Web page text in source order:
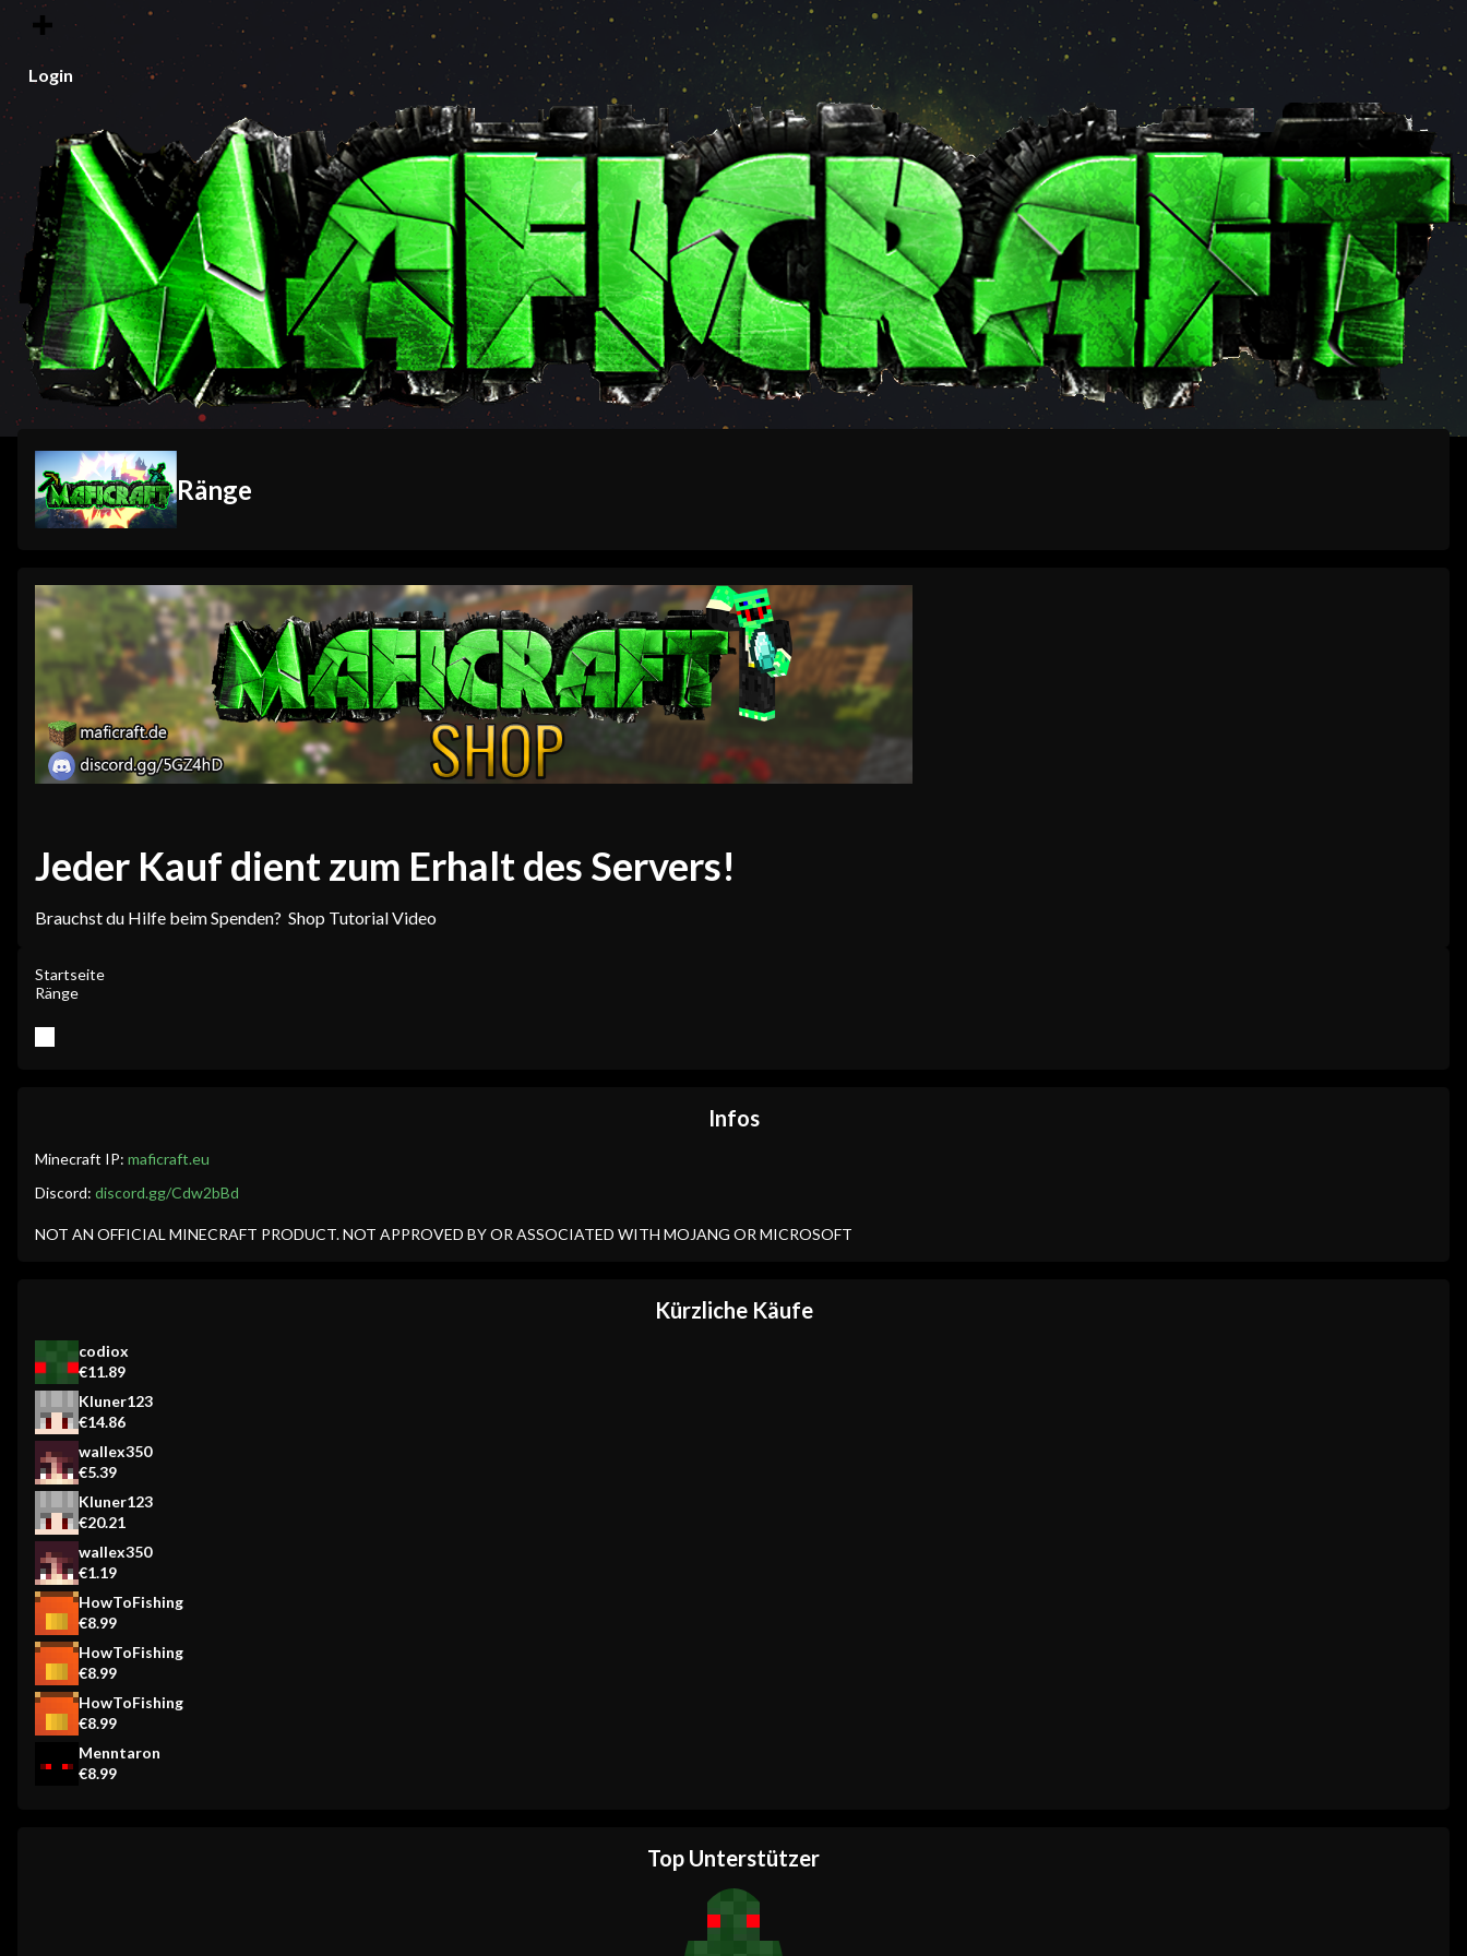
Login
Ränge
Jeder Kauf dient zum Erhalt des Servers!
Brauchst du Hilfe beim Spenden? Shop Tutorial Video
Startseite
Ränge
Infos
Minecraft IP: maficraft.eu
Discord: discord.gg/Cdw2bBd
NOT AN OFFICIAL MINECRAFT PRODUCT. NOT APPROVED BY OR ASSOCIATED WITH MOJANG OR MICROSOFT
Kürzliche Käufe
codiox
€11.89
Kluner123
€14.86
wallex350
€5.39
Kluner123
€20.21
wallex350
€1.19
HowToFishing
€8.99
HowToFishing
€8.99
HowToFishing
€8.99
Menntaron
€8.99
Top Unterstützer